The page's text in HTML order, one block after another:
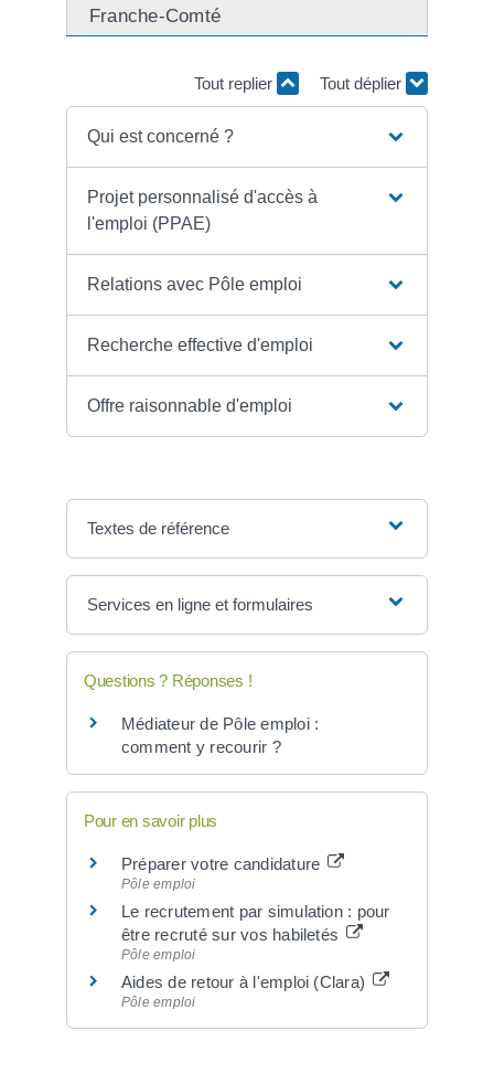
Franche-Comté
Tout replier Tout déplier
Qui est concerné ?
Projet personnalisé d'accès à
l'emploi (PPAE)
Relations avec Pôle emploi
Recherche effective d'emploi
Offre raisonnable d'emploi
Textes de référence
Services en ligne et formulaires
Questions ? Réponses !
Médiateur de Pôle emploi :
comment y recourir ?
Pour en savoir plus
Préparer votre candidature
Pôle emploi
Le recrutement par simulation : pour
être recruté sur vos habiletés
Pôle emploi
Aides de retour à l'emploi (Clara)
Pôle emploi